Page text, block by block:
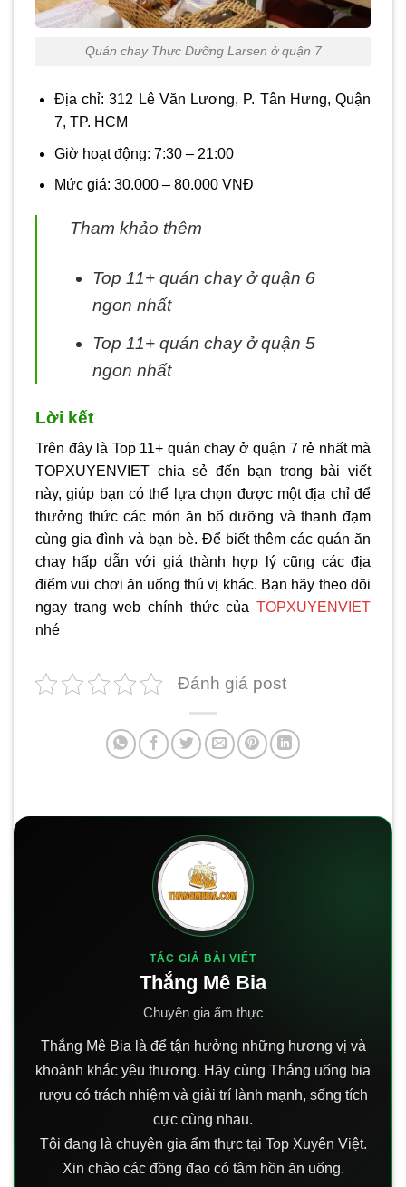
Quán chay Thực Dưỡng Larsen ở quận 7
Địa chỉ: 312 Lê Văn Lương, P. Tân Hưng, Quận
7, TP. HCM
Giờ hoạt động: 7:30 – 21:00
Mức giá: 30.000 – 80.000 VNĐ
Tham khảo thêm
Top 11+ quán chay ở quận 6
ngon nhất
Top 11+ quán chay ở quận 5
ngon nhất
Lời kết
Trên đây là Top 11+ quán chay ở quận 7 rẻ nhất mà
TOPXUYENVIET chia sẻ đến bạn trong bài viết
này, giúp bạn có thể lựa chọn được một địa chỉ để
thưởng thức các món ăn bổ dưỡng và thanh đạm
cùng gia đình và bạn bè. Để biết thêm các quán ăn
chay hấp dẫn với giá thành hợp lý cũng các địa
điểm vui chơi ăn uống thú vị khác. Bạn hãy theo dõi
ngay trang web chính thức của TOPXUYENVIET
nhé
Đánh giá post
TÁC GIẢ BÀI VIẾT
Thắng Mê Bia
Chuyên gia ẩm thực
Thắng Mê Bia là để tận hưởng những hương vị và
khoảnh khắc yêu thương. Hãy cùng Thắng uống bia
rượu có trách nhiệm và giải trí lành mạnh, sống tích
cực cùng nhau.
Tôi đang là chuyên gia ẩm thực tại Top Xuyên Việt.
Xin chào các đồng đạo có tâm hồn ăn uống.